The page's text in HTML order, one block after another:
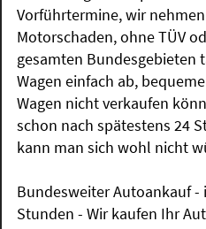
Vorführtermine, wir
Motorschaden, ohne TÜV
gesamten Bundesgebieten
Wagen einfach ab,
Wagen nicht verkaufen
schon nach spätestens 24
kann man sich wohl nicht
Bundesweiter Autoankauf -
Stunden - Wir kaufen Ihr